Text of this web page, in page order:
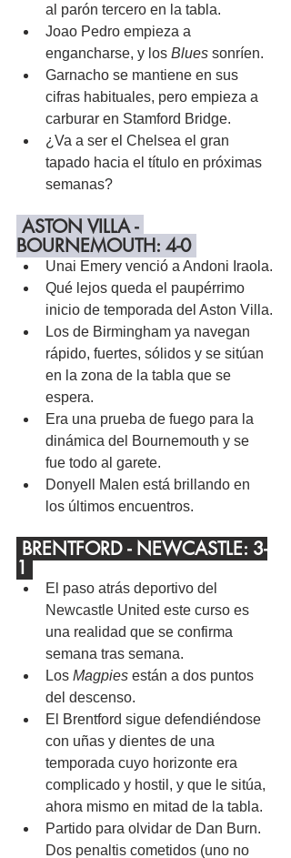
al parón tercero en la tabla.
Joao Pedro empieza a
engancharse, y los Blues sonríen.
Garnacho se mantiene en sus
cifras habituales, pero empieza a
carburar en Stamford Bridge.
¿Va a ser el Chelsea el gran
tapado hacia el título en próximas
semanas?
ASTON VILLA -
BOURNEMOUTH: 4-0
Unai Emery venció a Andoni Iraola.
Qué lejos queda el paupérrimo
inicio de temporada del Aston Villa.
Los de Birmingham ya navegan
rápido, fuertes, sólidos y se sitúan
en la zona de la tabla que se
espera.
Era una prueba de fuego para la
dinámica del Bournemouth y se
fue todo al garete.
Donyell Malen está brillando en
los últimos encuentros.
BRENTFORD - NEWCASTLE: 3-
1
El paso atrás deportivo del
Newcastle United este curso es
una realidad que se confirma
semana tras semana.
Los Magpies están a dos puntos
del descenso.
El Brentford sigue defendiéndose
con uñas y dientes de una
temporada cuyo horizonte era
complicado y hostil, y que le sitúa,
ahora mismo en mitad de la tabla.
Partido para olvidar de Dan Burn.
Dos penaltis cometidos (uno no